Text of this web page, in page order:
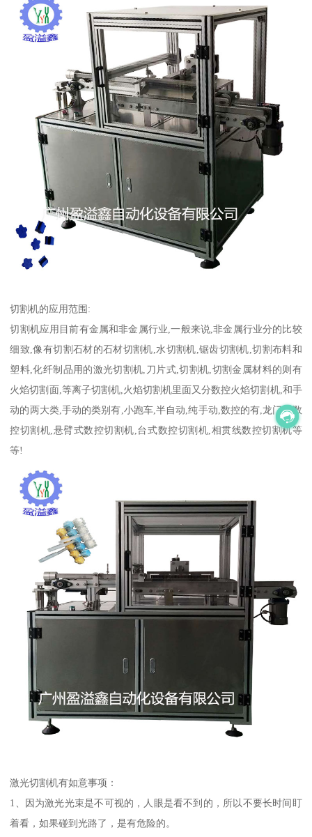
切割机的应用范围:
切割机应用目前有金属和非金属行业,一般来说,非金属行业分的比较
细致,像有切割石材的石材切割机,水切割机,锯齿切割机,切割布料和
塑料,化纤制品用的激光切割机,刀片式,切割机,切割金属材料的则有
火焰切割面,等离子切割机,火焰切割机里面又分数控火焰切割机,和手
动的两大类,手动的类别有,小跑车,半自动,纯手动,数控的有,龙门式数
控切割机,悬臂式数控切割机,台式数控切割机,相贯线数控切割机等
等!
激光切割机有如意事项：
1、因为激光光束是不可视的，人眼是看不到的，所以不要长时间盯
着看，如果碰到光路了，是有危险的。